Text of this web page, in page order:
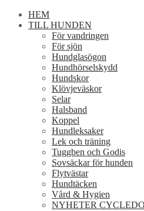
HEM
TILL HUNDEN
För vandringen
För sjön
Hundglasögon
Hundhörselskydd
Hundskor
Klövjeväskor
Selar
Halsband
Koppel
Hundleksaker
Lek och träning
Tuggben och Godis
Sovsäckar för hunden
Flytvästar
Hundtäcken
Vård & Hygien
NYHETER